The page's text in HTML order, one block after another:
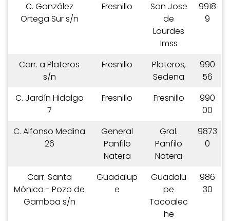
C. González
Ortega Sur s/n
Fresnillo
San Jose
de
Lourdes
Imss
9918
9
Carr. a Plateros
s/n
Fresnillo
Plateros,
Sedena
990
56
C. Jardín Hidalgo
7
Fresnillo Fresnillo
990
00
C. Alfonso Medina
26
General
Panfilo
Natera
Gral.
Panfilo
Natera
9873
0
Carr. Santa
Mónica - Pozo de
Gamboa s/n
Guadalup
e
Guadalu
pe
Tacoalec
he
986
30